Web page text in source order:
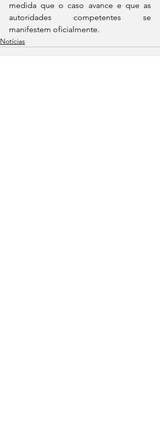
medida que o caso avance e que as
autoridades competentes se
manifestem oficialmente.
Notícias